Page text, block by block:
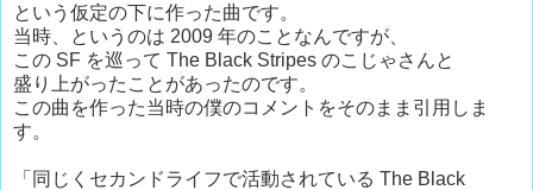
という仮定の下に作った曲です。
当時、というのは 2009 年のことなんですが、
この SF を巡って The Black Stripes のこじゃさんと
盛り上がったことがあったのです。
この曲を作った当時の僕のコメントをそのまま引用しま
す。
「同じくセカンドライフで活動されている The Black